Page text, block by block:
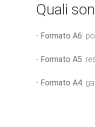
Quali
- Formato A6:
- Formato A5:
- Formato A4: